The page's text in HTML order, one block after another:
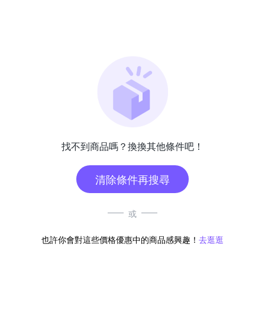
找不到商品嗎？換換其他條件吧！
清除條件再搜尋
或
也許你會對這些價格優惠中的商品感興趣！ 去逛逛